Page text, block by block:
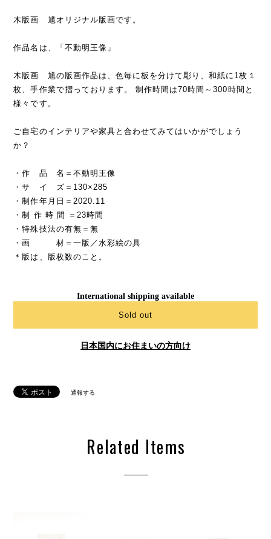
木版画 馗オリジナル版画です。
作品名は、「不動明王像」
木版画 馗の版画作品は、色毎に板を分けて彫り、和紙に1枚１
枚、手作業で摺っております。 制作時間は70時間～300時間と
様々です。
ご自宅のインテリアや家具と合わせてみてはいかがでしょう
か？
・作 品 名＝不動明王像
・サ イ ズ＝130×285
・制作年月日＝2020.11
・制 作 時 間 ＝23時間
・特殊技法の有無＝無
・画 材＝一版／水彩絵の具
＊版は、版枚数のこと。
International shipping available
Sold out
日本国内にお住まいの方向け
通報する
Related Items